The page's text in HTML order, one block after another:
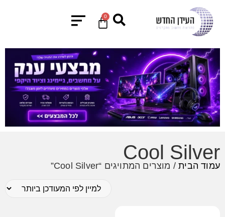
0
Cool Silver
עמוד הבית/ מוצרים המתויגים “Cool Silver”